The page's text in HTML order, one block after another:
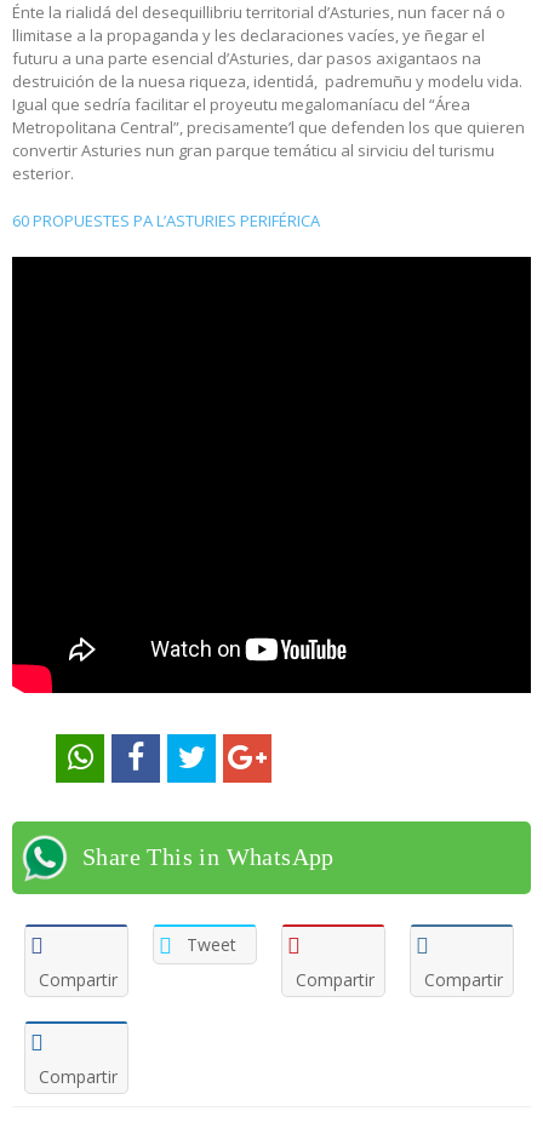
Énte la rialidá del desequillibriu territorial d’Asturies, nun facer ná o
llimitase a la propaganda y les declaraciones vacíes, ye ñegar el
futuru a una parte esencial d’Asturies, dar pasos axigantaos na
destruición de la nuesa riqueza, identidá, padremuñu y modelu vida.
Igual que sedría facilitar el proyeutu megalomaníacu del “Área
Metropolitana Central”, precisamente’l que defenden los que quieren
convertir Asturies nun gran parque temáticu al sirviciu del turismu
esterior.
60 PROPUESTES PA L’ASTURIES PERIFÉRICA
Share This in WhatsApp
Compartir
Tweet
Compartir
Compartir
Compartir